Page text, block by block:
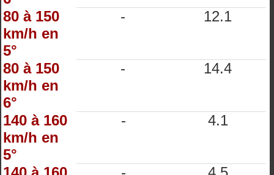
80 à 150
km/h en
5°
- 12.1
80 à 150
km/h en
6°
- 14.4
140 à 160
km/h en
5°
- 4.1